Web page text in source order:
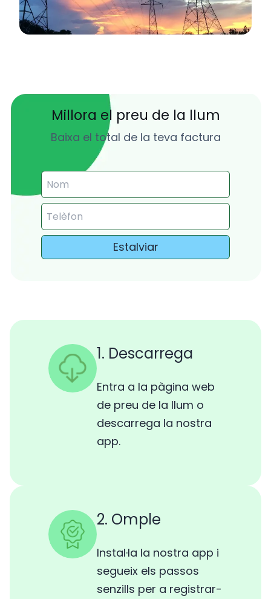
Millora el preu de la llum
Baixa el total de la teva factura
Estalviar
1. Descarrega
Entra a la pàgina web
de preu de la llum o
descarrega la nostra
app.
2. Omple
Instal·la la nostra app i
segueix els passos
senzills per a registrar-